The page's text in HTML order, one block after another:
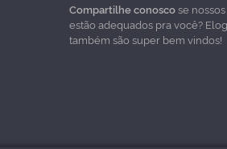
Compartilhe conoscose
estão adequados pra você?
também são super bem vindos!